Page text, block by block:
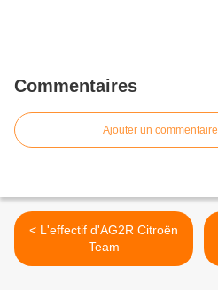
Commentaires
Ajouter un commentaire
< L'effectif d'AG2R Citroën
Team